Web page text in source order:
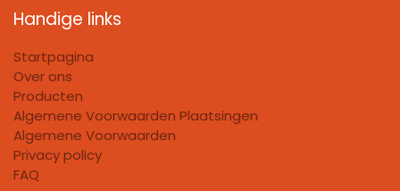
Handige links
Startpagina
Over ons
Producten
Algemene Voorwaarden Plaatsingen
Algemene Voorwaarden
Privacy policy
FAQ